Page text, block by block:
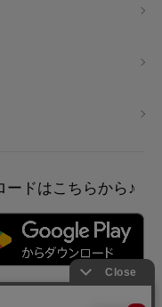
ードはこちらから♪